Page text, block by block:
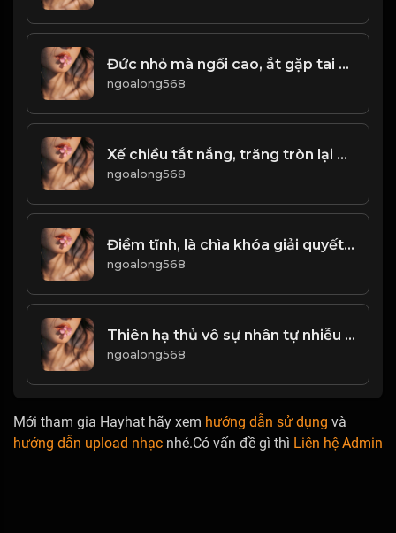
Đức nhỏ mà ngồi cao, ắt gặp tai họa! & Đạo
ngoalong568
Xế chiều tắt nắng, trăng tròn lại khuyết, âu cũng là lẽ thường của thế gian &đạo
ngoalong568
Điềm tĩnh, là chìa khóa giải quyết vấn đề trong cuộc sống! & Đạo
ngoalong568
Thiên hạ thủ vô sự nhân tự nhiễu chi! Đạo
ngoalong568
Mới tham gia Hayhat hãy xem hướng dẫn sử dụng và
hướng dẫn upload nhạc nhé.Có vấn đề gì thì Liên hệ Admin